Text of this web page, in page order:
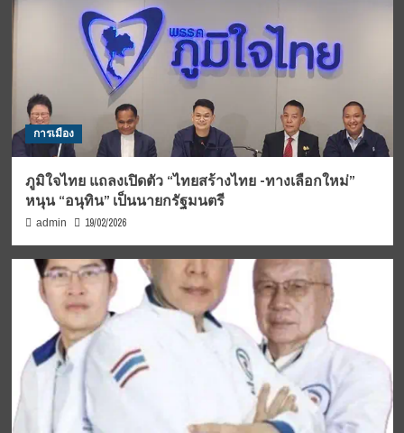
การเมือง
ภูมิใจไทย แถลงเปิดตัว “ไทยสร้างไทย -ทางเลือกใหม่”
หนุน “อนุทิน” เป็นนายกรัฐมนตรี
admin 19/02/2026